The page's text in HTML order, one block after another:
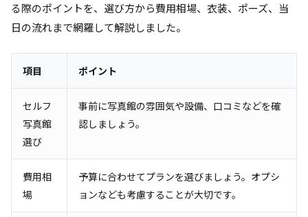
る際のポイントを、選び方から費用相場、衣装、ポーズ、当
日の流れまで網羅して解説しました。
項目 ポイント
セルフ
写真館
選び
事前に写真館の雰囲気や設備、口コミなどを確
認しましょう。
費用相
場
予算に合わせてプランを選びましょう。オプシ
ョンなども考慮することが大切です。